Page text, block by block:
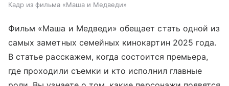
Кадр из фильма «Маша и Медведи»
Фильм «Маша и Медведи» обещает стать одной из
самых заметных семейных кинокартин 2025 года.
В статье расскажем, когда состоится премьера,
где проходили съемки и кто исполнил главные